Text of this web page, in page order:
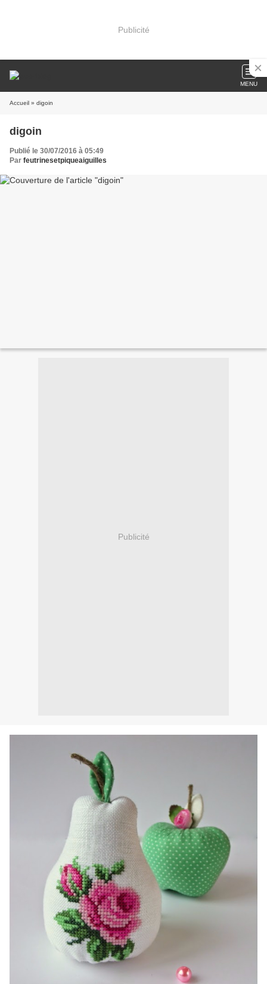
Publicité
MENU
Accueil » digoin
digoin
Publié le 30/07/2016 à 05:49
Par feutrinesetpiqueaiguilles
Publicité